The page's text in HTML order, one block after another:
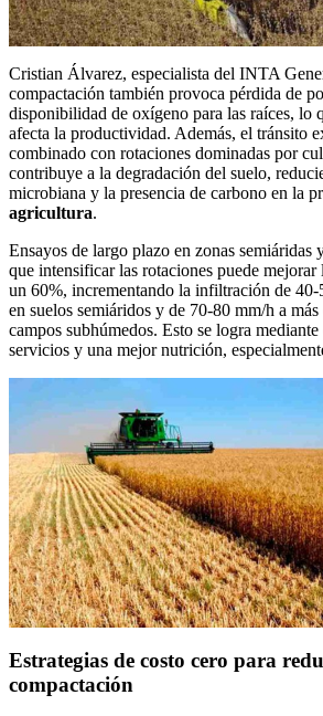
Cristian Álvarez, especialista del INTA
compactación también provoca pérdida de
disponibilidad de oxígeno para las raíces, lo
afecta la productividad. Además, el tránsito
combinado con rotaciones dominadas por
contribuye a la degradación del suelo,
microbiana y la presencia de carbono en la
agricultura.
Ensayos de largo plazo en zonas semiáridas
que intensificar las rotaciones puede mejorar
un 60%, incrementando la infiltración de
en suelos semiáridos y de 70-80 mm/h a
campos subhúmedos. Esto se logra
servicios y una mejor nutrición,
Estrategias de costo cero para
compactación